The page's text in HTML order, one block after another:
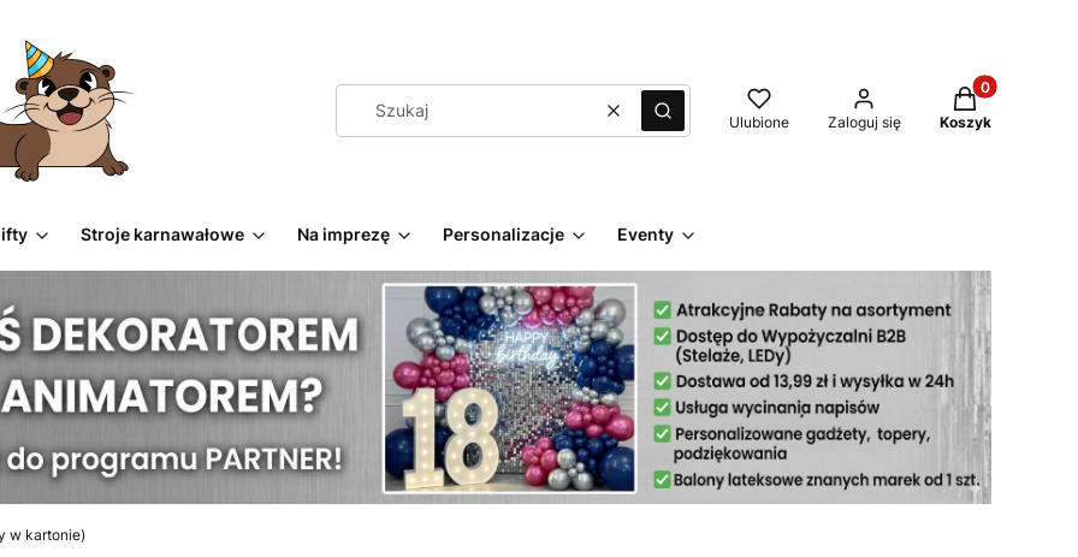
WyczyśćSzukaj Ulubione Zaloguj się
Produkty w
Koszyk
Stroje karnawałowe Na imprezę Personalizacje Eventy
w kartonie)